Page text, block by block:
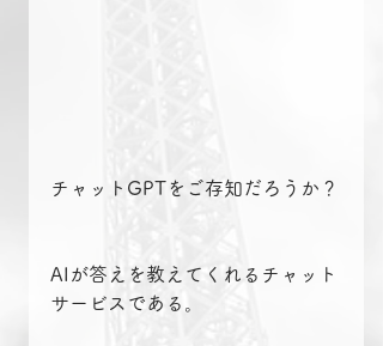
チャットGPTをご存知だろうか？
AIが答えを教えてくれるチャット
サービスである。